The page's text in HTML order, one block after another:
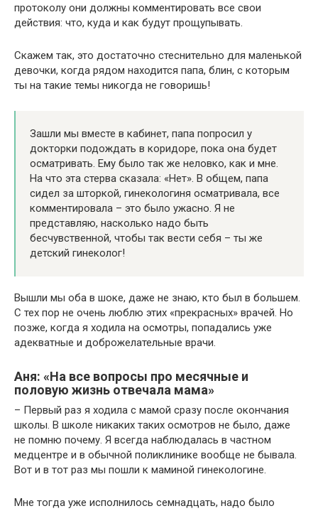
протоколу они должны комментировать все свои
действия: что, куда и как будут прощупывать.
Скажем так, это достаточно стеснительно для маленькой
девочки, когда рядом находится папа, блин, с которым
ты на такие темы никогда не говоришь!
Зашли мы вместе в кабинет, папа попросил у
докторки подождать в коридоре, пока она будет
осматривать. Ему было так же неловко, как и мне.
На что эта стерва сказала: «Нет». В общем, папа
сидел за шторкой, гинекологиня осматривала, все
комментировала – это было ужасно. Я не
представляю, насколько надо быть
бесчувственной, чтобы так вести себя – ты же
детский гинеколог!
Вышли мы оба в шоке, даже не знаю, кто был в большем.
С тех пор не очень люблю этих «прекрасных» врачей. Но
позже, когда я ходила на осмотры, попадались уже
адекватные и доброжелательные врачи.
Аня: «На все вопросы про месячные и
половую жизнь отвечала мама»
– Первый раз я ходила с мамой сразу после окончания
школы. В школе никаких таких осмотров не было, даже
не помню почему. Я всегда наблюдалась в частном
медцентре и в обычной поликлинике вообще не бывала.
Вот и в тот раз мы пошли к маминой гинекологине.
Мне тогда уже исполнилось семнадцать, надо было